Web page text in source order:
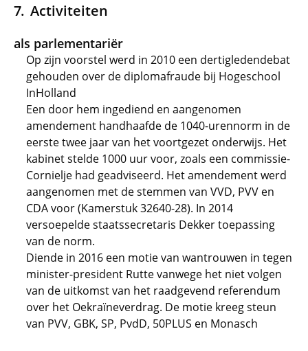
Activiteiten
als parlementariër
Op zijn voorstel werd in 2010 een dertigledendebat
gehouden over de diplomafraude bij Hogeschool
InHolland
Een door hem ingediend en aangenomen
amendement handhaafde de 1040-urennorm in de
eerste twee jaar van het voortgezet onderwijs. Het
kabinet stelde 1000 uur voor, zoals een commissie-
Cornielje had geadviseerd. Het amendement werd
aangenomen met de stemmen van VVD, PVV en
CDA voor (Kamerstuk 32640-28). In 2014
versoepelde staatssecretaris Dekker toepassing
van de norm.
Diende in 2016 een motie van wantrouwen in tegen
minister-president Rutte vanwege het niet volgen
van de uitkomst van het raadgevend referendum
over het Oekraïneverdrag. De motie kreeg steun
van PVV, GBK, SP, PvdD, 50PLUS en Monasch